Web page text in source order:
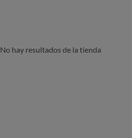
No hay resultados de la tienda